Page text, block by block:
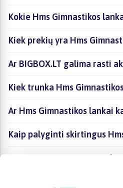
Kokie Hms Gimnastikos
Kiek prekių yra Hms
Ar BIGBOX.LT galima rasti
Kiek trunka Hms
Ar Hms Gimnastikos lankai
Kaip palyginti skirtingus
Kaip įsigyti Hms